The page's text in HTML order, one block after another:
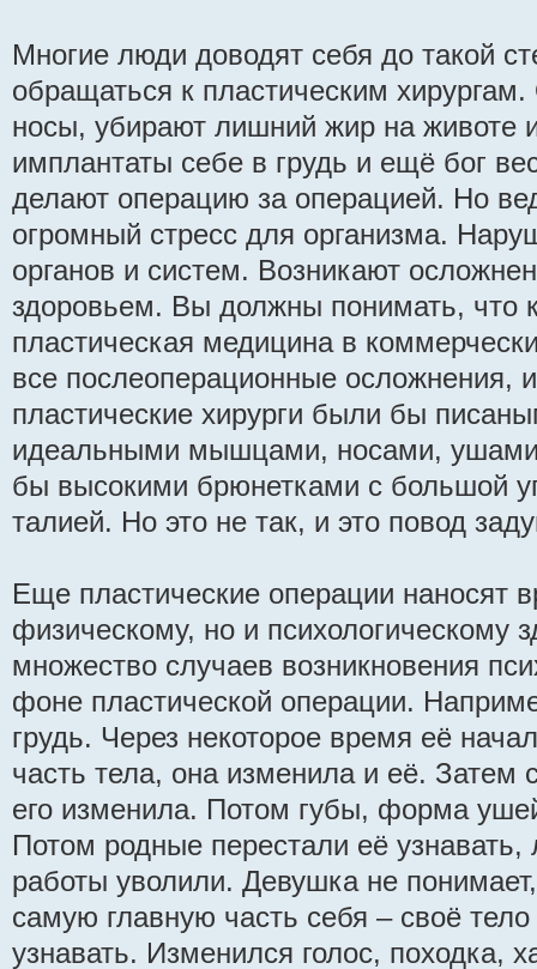
Многие люди доводят себя до такой
обращаться к пластическим
носы, убирают лишний жир на животе
имплантаты себе в грудь и ещё бог
делают операцию за операцией. Но
огромный стресс для организма.
органов и систем. Возникают
здоровьем. Вы должны понимать, что
пластическая медицина в
все послеоперационные осложнения,
пластические хирурги были бы
идеальными мышцами, носами,
бы высокими брюнетками с большой
талией. Но это не так, и это повод
Еще пластические операции наносят
физическому, но и психологическому
множество случаев возникновения
фоне пластической операции.
грудь. Через некоторое время её
часть тела, она изменила и её. Затем
его изменила. Потом губы, форма
Потом родные перестали её
работы уволили. Девушка не
самую главную часть себя – своё
узнавать. Изменился голос, походка,